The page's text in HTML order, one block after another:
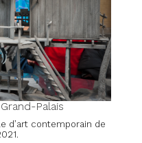
Palais
d’art contemporain de